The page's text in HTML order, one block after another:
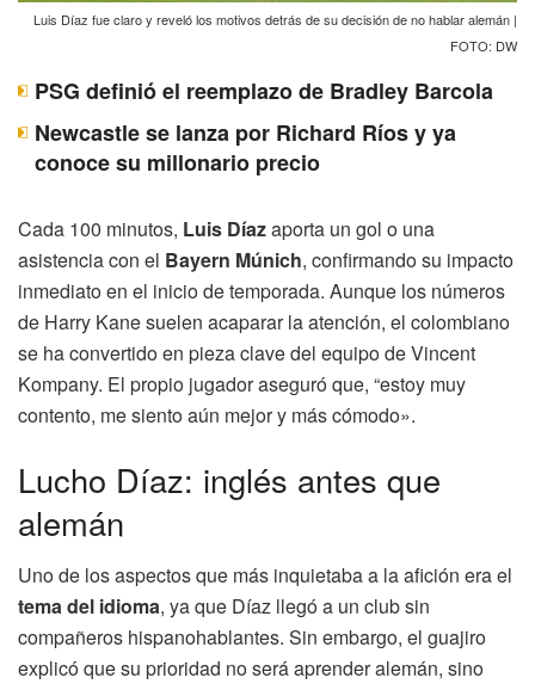
Luis Díaz fue claro y reveló los motivos detrás de su decisión de no hablar alemán |
FOTO: DW
PSG definió el reemplazo de Bradley Barcola
Newcastle se lanza por Richard Ríos y ya
conoce su millonario precio
Cada 100 minutos, Luis Díazaporta un gol o una
asistencia con el Bayern Múnich, confirmando su impacto
inmediato en el inicio de temporada. Aunque los números
de Harry Kane suelen acaparar la atención, el colombiano
se ha convertido en pieza clave del equipo de Vincent
Kompany. El propio jugador aseguró que, “estoy muy
contento, me siento aún mejor y más cómodo».
Lucho Díaz: inglés antes que
alemán
Uno de los aspectos que más inquietaba a la afición era el
tema del idioma, ya que Díaz llegó a un club sin
compañeros hispanohablantes. Sin embargo, el guajiro
explicó que su prioridad no será aprender alemán, sino